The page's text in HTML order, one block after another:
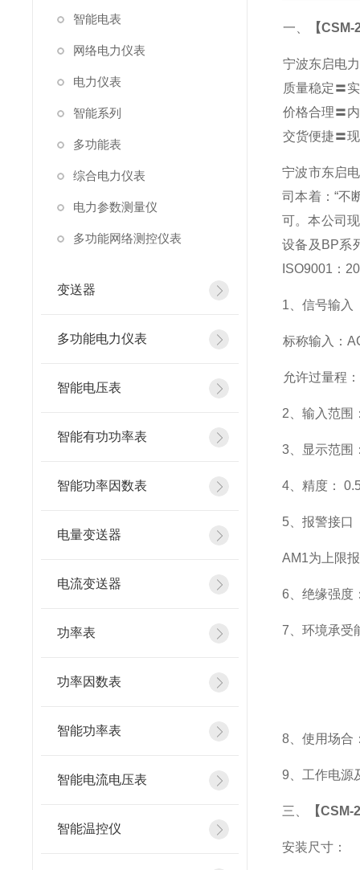
智能电表
网络电力仪表
电力仪表
智能系列
多功能表
综合电力仪表
电力参数测量仪
多功能网络测控仪表
变送器
多功能电力仪表
智能电压表
智能有功功率表
智能功率因数表
电量变送器
电流变送器
功率表
功率因数表
智能功率表
智能电流电压表
智能温控仪
一、 【
宁波东启电
质量稳定〓
价格合理〓
交货便捷〓
宁波市东启
司本着：“不
可。本公司
设备及BP系
ISO9001：
1 、信号输入
标称输入：
允许过量程
2 、输入范围
3 显示范围
4 、精度：
5 、报警接口
AM1为上限
6 、绝缘强
7 、环境承
8 、使用场
9 、工作电
三、 【
安装尺寸：